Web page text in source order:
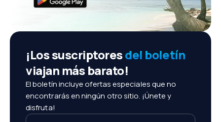
¡Los suscriptoresdel boletín
viajan más barato!
El boletín incluye ofertas especiales que no
encontrarás en ningún otro sitio. ¡Únete y
disfruta!
Tu dirección de email